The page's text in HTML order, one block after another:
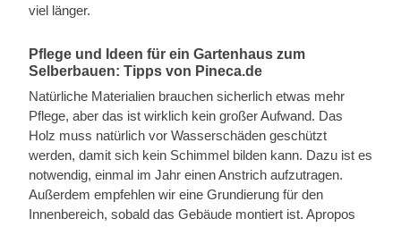
viel länger.
Pflege und Ideen für ein Gartenhaus zum
Selberbauen: Tipps von Pineca.de
Natürliche Materialien brauchen sicherlich etwas mehr
Pflege, aber das ist wirklich kein großer Aufwand. Das
Holz muss natürlich vor Wasserschäden geschützt
werden, damit sich kein Schimmel bilden kann. Dazu ist es
notwendig, einmal im Jahr einen Anstrich aufzutragen.
Außerdem empfehlen wir eine Grundierung für den
Innenbereich, sobald das Gebäude montiert ist. Apropos